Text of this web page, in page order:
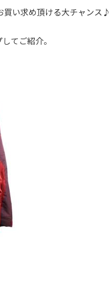
買い求め頂ける大チャンス♪
てご紹介。